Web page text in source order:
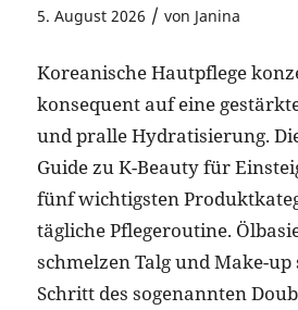
5. August 2026 / von Janina
Koreanische Hautpflege
konsequent auf eine
und pralle Hydratisierung.
Guide zu K-Beauty für
fünf wichtigsten
tägliche Pflegeroutine.
schmelzen Talg und Make-
Schritt des sogenannten